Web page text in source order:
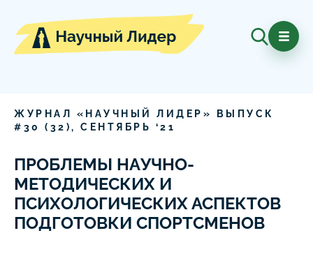
ЖУРНАЛ «НАУЧНЫЙ ЛИДЕР» ВЫПУСК
# 30 ( 32 ), СЕНТЯБРЬ ‘21
ПРОБЛЕМЫ НАУЧНО-
МЕТОДИЧЕСКИХ И
ПСИХОЛОГИЧЕСКИХ АСПЕКТОВ
ПОДГОТОВКИ СПОРТСМЕНОВ